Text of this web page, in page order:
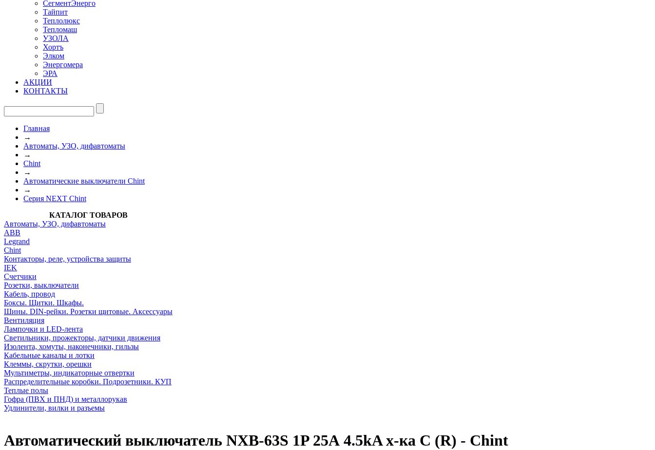
СегментЭнерго
Тайпит
Теплолюкс
Тепломаш
УЗОЛА
Хортъ
Элком
Энергомера
ЭРА
АКЦИИ
КОНТАКТЫ
Главная
→
Автоматы, УЗО, дифавтоматы
→
Chint
→
Автоматические выключатели Chint
→
Серия NEXT Chint
КАТАЛОГ ТОВАРОВ
Автоматы, УЗО, дифавтоматы
АВВ
Legrand
Chint
Контакторы, реле, устройства защиты
IEK
Счетчики
Розетки, выключатели
Кабель, провод
Боксы. Щитки. Шкафы.
Шины. DIN-рейки. Розетки щитовые. Аксессуары
Вентиляция
Лампочки и LED-лента
Светильники, прожекторы, датчики движения
Изолента, хомуты, наконечники, гильзы
Кабельные каналы и лотки
Клеммы, скрутки, орешки
Мультиметры, индикаторные отвертки
Распределительные коробки. Подрозетники. КУП
Теплые полы
Гофра (ПВХ и ПНД) и металлорукав
Удлинители, вилки и разъемы
Автоматический выключатель NXB-63S 1P 25А 4.5kA х-ка C (R) - Chint